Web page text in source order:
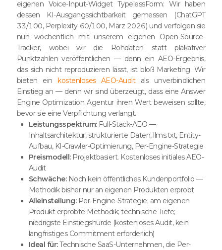
eigenen Voice-Input-Widget TypelessForm: Wir haben
dessen KI-Ausgangssichtbarkeit gemessen (ChatGPT
33/100, Perplexity 60/100, März 2026) und verfolgen sie
nun wöchentlich mit unserem eigenen Open-Source-
Tracker, wobei wir die Rohdaten statt plakativer
Punktzahlen veröffentlichen — denn ein AEO-Ergebnis,
das sich nicht reproduzieren lässt, ist bloß Marketing. Wir
bieten einkostenloses AEO-Auditals unverbindlichen
Einstieg an — denn wir sind überzeugt, dass eine Answer
Engine Optimization Agentur ihren Wert beweisen sollte,
bevor sie eine Verpflichtung verlangt.
Leistungsspektrum:Full-Stack-AEO —
Inhaltsarchitektur, strukturierte Daten, llms.txt, Entity-
Aufbau, KI-Crawler-Optimierung, Per-Engine-Strategie
Preismodell:Projektbasiert. Kostenloses initiales AEO-
Audit
Schwäche:Noch kein öffentliches Kundenportfolio —
Methodik bisher nur an eigenen Produkten erprobt
Alleinstellung:Per-Engine-Strategie; am eigenen
Produkt erprobte Methodik; technische Tiefe;
niedrigste Einstiegshürde (kostenloses Audit, kein
langfristiges Commitment erforderlich)
Ideal für:Technische SaaS-Unternehmen, die Per-